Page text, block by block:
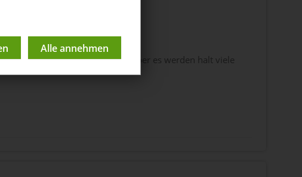
angeschoben , aber es werden halt viele